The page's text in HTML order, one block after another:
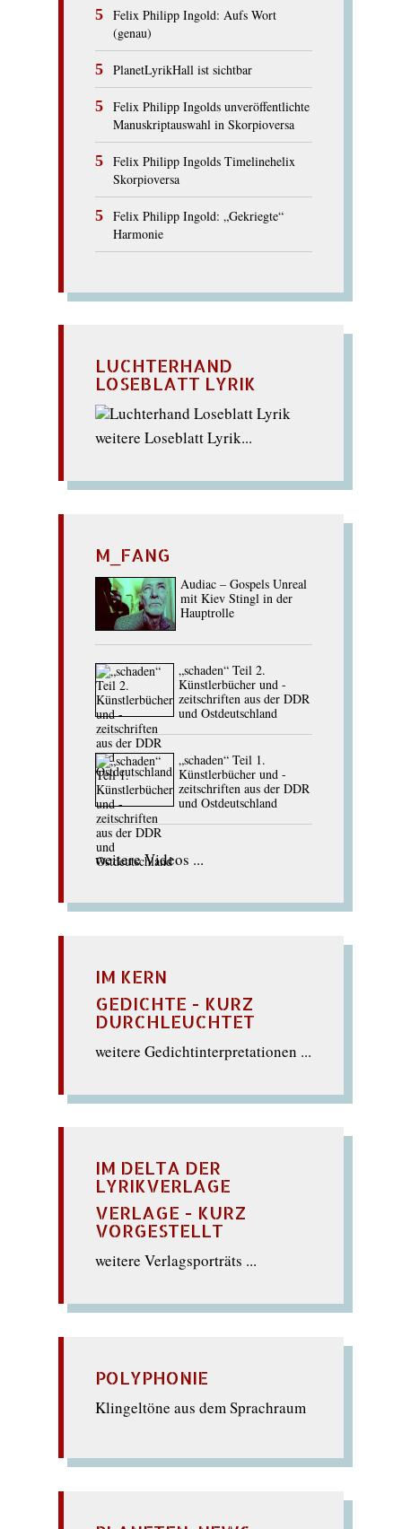
Felix Philipp Ingold: Aufs Wort
(genau)
PlanetLyrikHall ist sichtbar
Felix Philipp Ingolds unveröffentlichte
Manuskriptauswahl in Skorpioversa
Felix Philipp Ingolds Timelinehelix
Skorpioversa
Felix Philipp Ingold: „Gekriegte“
Harmonie
LUCHTERHAND
LOSEBLATT LYRIK
weitere Loseblatt Lyrik...
M_FANG
Audiac – Gospels Unreal
mit Kiev Stingl in der
Hauptrolle
„schaden“ Teil 2.
Künstlerbücher und -
zeitschriften aus der DDR
und Ostdeutschland
„schaden“ Teil 1.
Künstlerbücher und -
zeitschriften aus der DDR
und Ostdeutschland
weitere Videos ...
IM KERN
GEDICHTE - KURZ
DURCHLEUCHTET
weitere Gedichtinterpretationen ...
IM DELTA DER
LYRIKVERLAGE
VERLAGE - KURZ
VORGESTELLT
weitere Verlagsporträts ...
POLYPHONIE
Klingeltöne aus dem Sprachraum